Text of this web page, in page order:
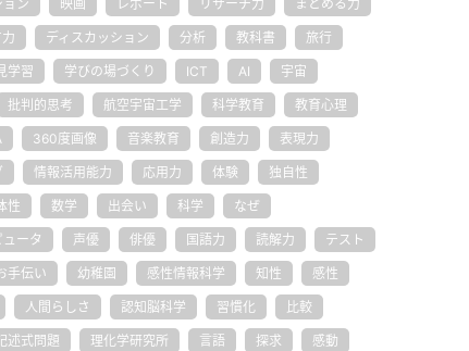
ョン 映画 レポート リサーチ力 まとめる力
ディスカッション 分析 教科書 旅行
学習 学びの場づくり ICT AI 宇宙
批判的思考 航空宇宙工学 科学教育 教育心理
360度画像 音楽教育 創造力 表現力
情報活用能力 応用力 体験 独自性
性 数学 出会い 科学 なぜ
ータ 声優 俳優 国語力 読解力 テスト
手伝い 幼稚園 感性情報科学 知性 感性
人間らしさ 認知脳科学 習慣化 比較
述式問題 理化学研究所 言語 探求 感動